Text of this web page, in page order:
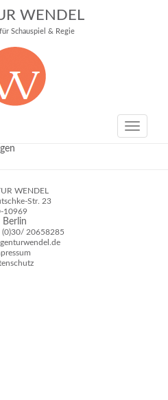
WENDEL
Schauspiel & Regie
Toggle
WENDEL
Str. 23
10969
Berlin
(0)30/ 20658285